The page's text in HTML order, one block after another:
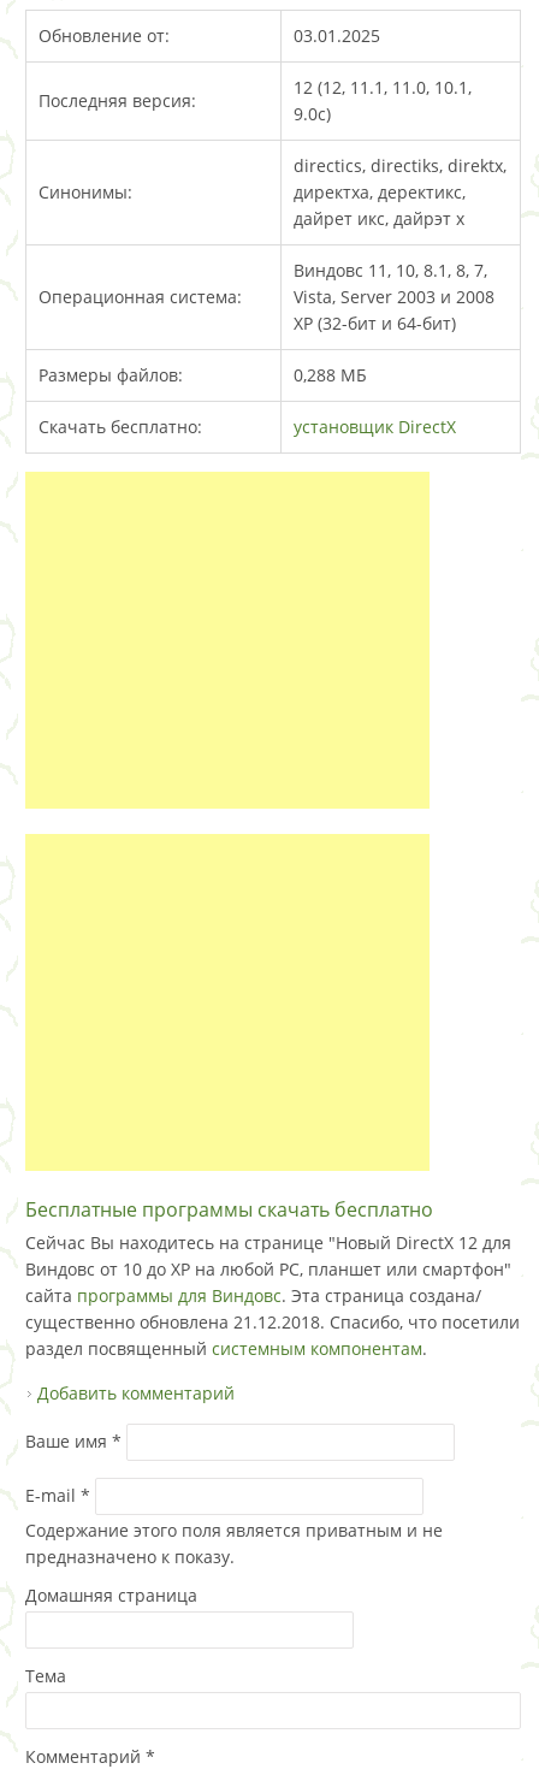
Обновление от: 03.01.2025
Последняя версия:
12 (12, 11.1, 11.0, 10.1,
9.0c)
Синонимы:
directics, directiks, direktx,
директха, деректикс,
дайрет икс, дайрэт х
Операционная система:
Виндовс 11, 10, 8.1, 8, 7,
Vista, Server 2003 и 2008
XP (32-бит и 64-бит)
Размеры файлов: 0,288 МБ
Скачать бесплатно: установщик DirectX
Бесплатные программы скачать бесплатно
Сейчас Вы находитесь на странице "Новый DirectX 12 для
Виндовс от 10 до XP на любой PC, планшет или смартфон"
сайта программы для Виндовс. Эта страница создана/
существенно обновлена 21.12.2018. Спасибо, что посетили
раздел посвященный системным компонентам.
Добавить комментарий
Ваше имя *
E-mail *
Содержание этого поля является приватным и не
предназначено к показу.
Домашняя страница
Тема
Комментарий *